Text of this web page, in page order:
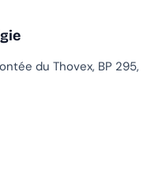
du Thovex, BP 295,